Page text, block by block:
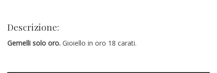
Descrizione:
Gemelli solo oro. Gioiello in oro 18 carati.